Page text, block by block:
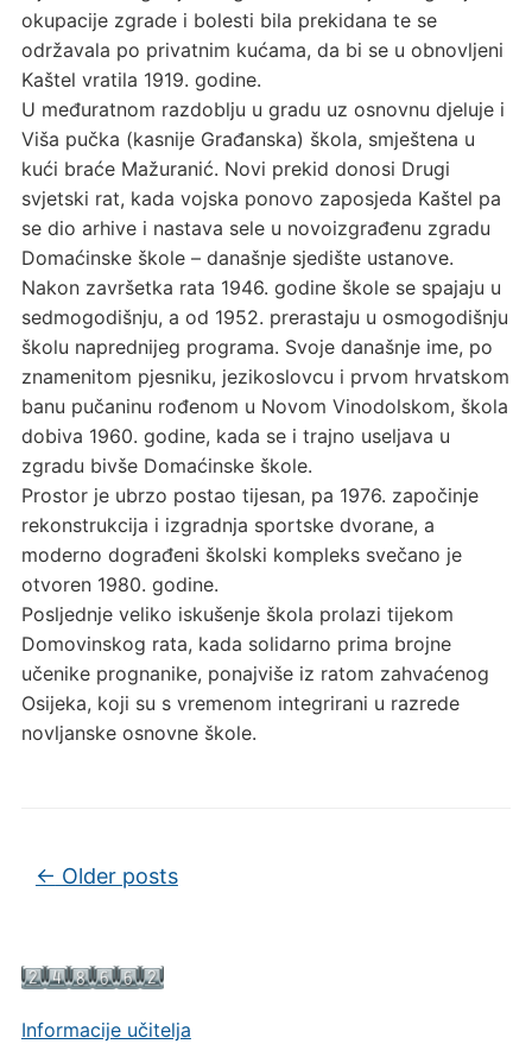
Informacije učitelja
okupacije zgrade i bolesti bila prekidana te se
održavala po privatnim kućama, da bi se u obnovljeni
Kaštel vratila 1919. godine.
U međuratnom razdoblju u gradu uz osnovnu djeluje i
Viša pučka (kasnije Građanska) škola, smještena u
kući braće Mažuranić. Novi prekid donosi Drugi
svjetski rat, kada vojska ponovo zaposjeda Kaštel pa
se dio arhive i nastava sele u novoizgrađenu zgradu
Domaćinske škole – današnje sjedište ustanove.
Nakon završetka rata 1946. godine škole se spajaju u
sedmogodišnju, a od 1952. prerastaju u osmogodišnju
školu naprednijeg programa. Svoje današnje ime, po
znamenitom pjesniku, jezikoslovcu i prvom hrvatskom
banu pučaninu rođenom u Novom Vinodolskom, škola
dobiva 1960. godine, kada se i trajno useljava u
zgradu bivše Domaćinske škole.
Prostor je ubrzo postao tijesan, pa 1976. započinje
rekonstrukcija i izgradnja sportske dvorane, a
moderno dograđeni školski kompleks svečano je
otvoren 1980. godine.
Posljednje veliko iskušenje škola prolazi tijekom
Domovinskog rata, kada solidarno prima brojne
učenike prognanike, ponajviše iz ratom zahvaćenog
Osijeka, koji su s vremenom integrirani u razrede
novljanske osnovne škole.
Post navigation
← Older posts